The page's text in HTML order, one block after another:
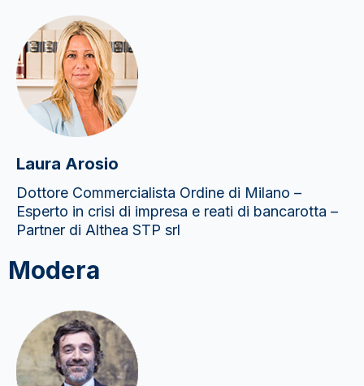
Laura Arosio
Dottore Commercialista Ordine di Milano –
Esperto in crisi di impresa e reati di bancarotta –
Partner di Althea STP srl
Modera